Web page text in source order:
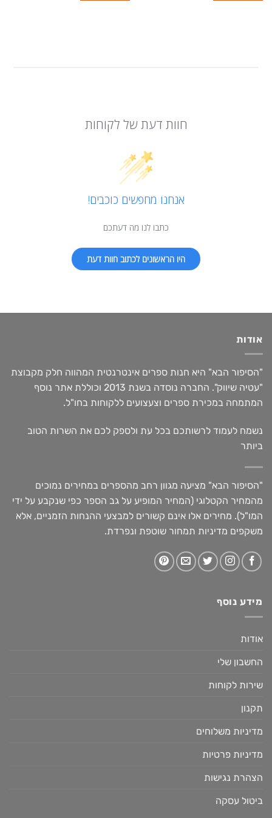
חוות דעת של לקוחות
אנחנו מחפשים כוכבים!
כתבו לנו מה דעתכם
היו הראשונים לכתוב חוות דעת
אודות
"הסיפור הבא" היא חנות ספרים אינטרנטית המהווה חלק מקבוצת
"עטיה שיווק". החברה נוסדה בשנת 2013 וכוללת אתר נוסף
המתמחה במכירת ספרים וצעצועים ללקוחות בחו"ל.
נשמח לעמוד לרשותכם בכל עת ולספק לכם את השרות הטוב
ביותר
"הסיפור הבא" מציעה מגוון רחב מהספרים במחירים נמוכים
מהמחיר הקטלוגי (המחיר המופיע על גב הספר כפי שנקבע על ידי
המו"ל). מחירים אלו אינם קשורים למבצעי ההנחות הזמניים, אלא
משקפים מדיניות תמחור שוטפת ונפרדת.
מידע נוסף
אודות
החשבון שלי
שירות לקוחות
תקנון
מדיניות משלוחים
מדיניות פרטיות
הצהרת נגישות
ביטול עסקה